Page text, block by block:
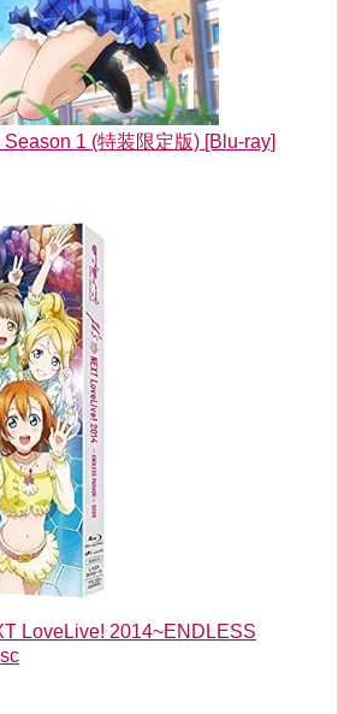
1 (特装限定版) [Blu-ray]
LoveLive! 2014~ENDLESS